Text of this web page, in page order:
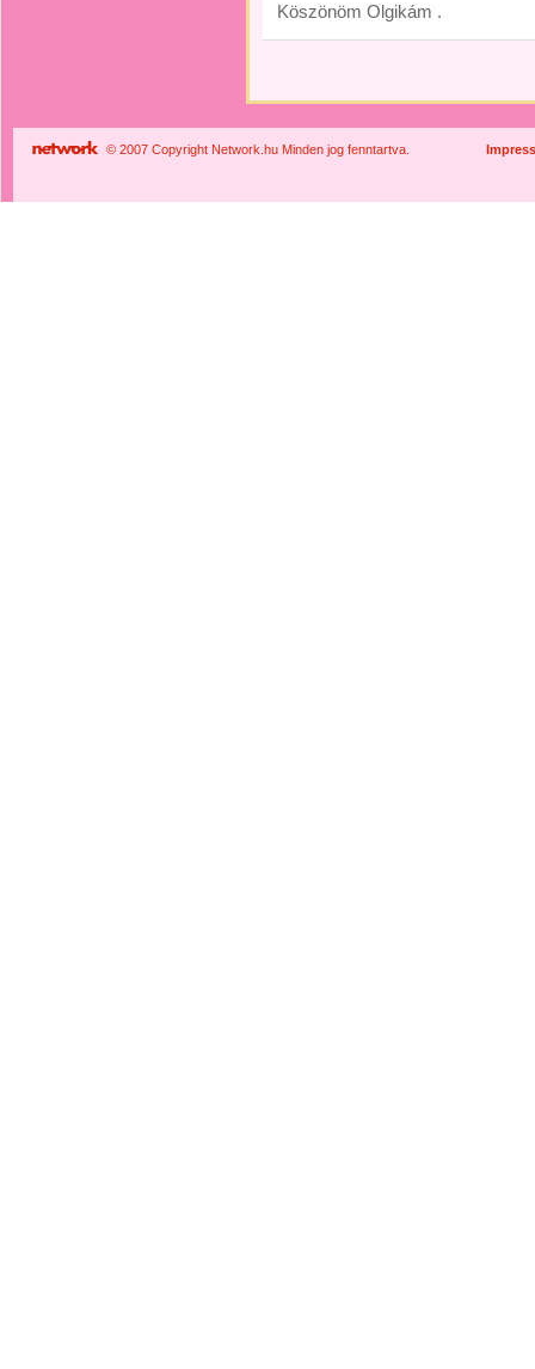
Köszönöm Olgikám .
© 2007 Copyright Network.hu Minden jog fenntartva.